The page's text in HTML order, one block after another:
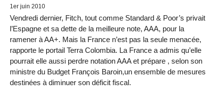
1er juin 2010
Vendredi dernier, Fitch, tout comme Standard & Poor’s privait
l’Espagne et sa dette de la meilleure note, AAA, pour la
ramener à AA+. Mais la France n’est pas la seule menacée,
rapporte le portail Terra Colombia. La France a admis qu’elle
pourrait elle aussi perdre notation AAA et prépare , selon son
ministre du Budget François Baroin,un ensemble de mesures
destinées à diminuer son déficit fiscal.